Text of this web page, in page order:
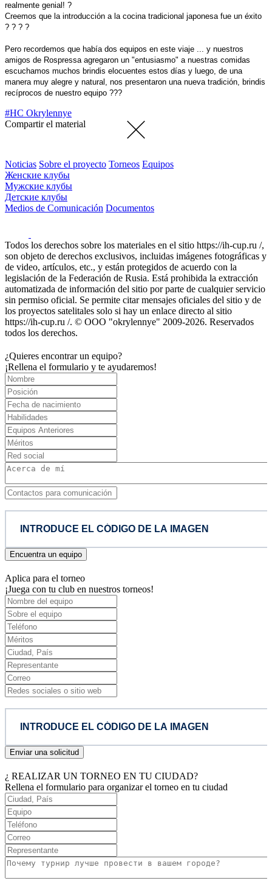
realmente genial! ?
Creemos que la introducción a la cocina tradicional japonesa fue un éxito
? ? ? ?
Pero recordemos que había dos equipos en este viaje ... y nuestros
amigos de Rospressa agregaron un "entusiasmo" a nuestras comidas
escuchamos muchos brindis elocuentes estos días y luego, de una
manera muy alegre y natural, nos presentaron una nueva tradición, brindis
recíprocos de nuestro equipo ???
#HC Okrylennye
Compartir el material
Noticias Sobre el proyecto Torneos Equipos
Женские клубы
Мужские клубы
Детские клубы
Medios de Comunicación Documentos
Todos los derechos sobre los materiales en el sitio https://ih-cup.ru /,
son objeto de derechos exclusivos, incluidas imágenes fotográficas y
de video, artículos, etc., y están protegidos de acuerdo con la
legislación de la Federación de Rusia. Está prohibida la extracción
automatizada de información del sitio por parte de cualquier servicio
sin permiso oficial. Se permite citar mensajes oficiales del sitio y de
los proyectos satelitales solo si hay un enlace directo al sitio
https://ih-cup.ru /. © OOO "okrylennye" 2009-2026. Reservados
todos los derechos.
¿Quieres encontrar un equipo?
¡Rellena el formulario y te ayudaremos!
Encuentra un equipo
Aplica para el torneo
¡Juega con tu club en nuestros torneos!
Enviar una solicitud
¿ REALIZAR UN TORNEO EN TU CIUDAD?
Rellena el formulario para organizar el torneo en tu ciudad